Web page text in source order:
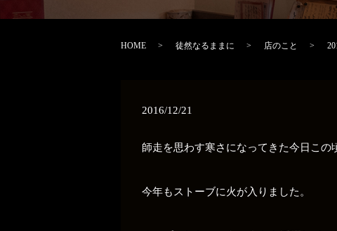
HOME 徒然なるままに 店のこと
2016/12/21
師走を思わす寒さになってきた今日この
今年もストーブに火が入りました。